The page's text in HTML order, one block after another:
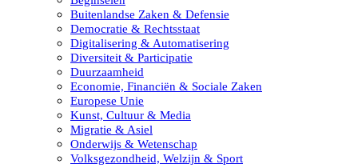
Buitenlandse Zaken & Defensie
Democratie & Rechtsstaat
Digitalisering & Automatisering
Diversiteit & Participatie
Duurzaamheid
Economie, Financiën & Sociale Zaken
Europese Unie
Kunst, Cultuur & Media
Migratie & Asiel
Onderwijs & Wetenschap
Volksgezondheid, Welzijn & Sport